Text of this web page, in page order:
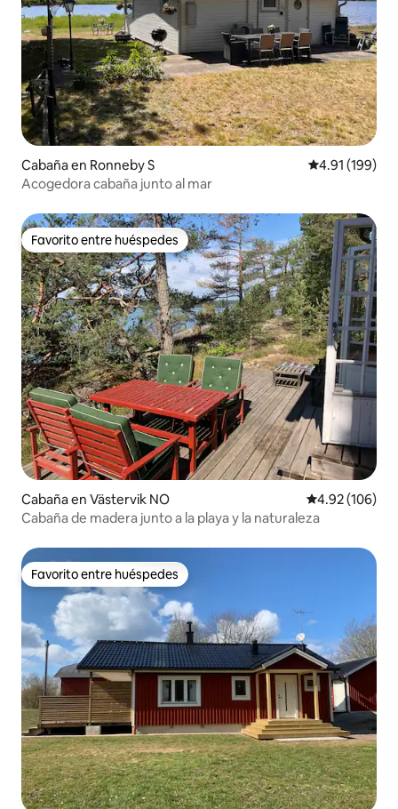
Cabaña en Ronneby S Calificación
4.91 (199)
Acogedora cabaña junto al mar
Favorito entre huéspedes
Favorito entre huéspedes
Cabaña en Västervik NO Calificación
4.92 (106)
Cabaña de madera junto a la playa y la naturaleza
Favorito entre huéspedes
Favorito entre huéspedes